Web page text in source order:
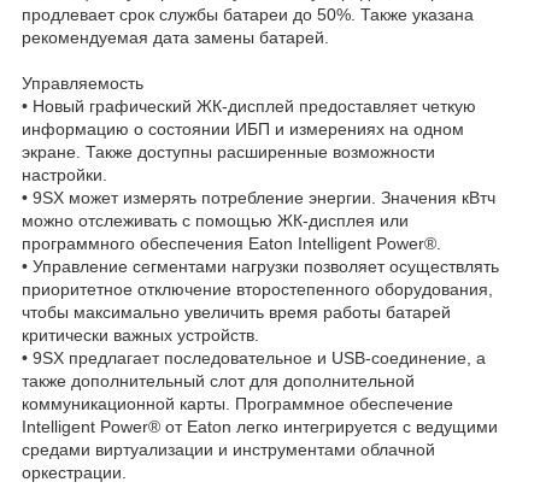
продлевает срок службы батареи до 50%. Также указана
рекомендуемая дата замены батарей.
Управляемость
• Новый графический ЖК-дисплей предоставляет четкую
информацию о состоянии ИБП и измерениях на одном
экране. Также доступны расширенные возможности
настройки.
• 9SX может измерять потребление энергии. Значения кВтч
можно отслеживать с помощью ЖК-дисплея или
программного обеспечения Eaton Intelligent Power®.
• Управление сегментами нагрузки позволяет осуществлять
приоритетное отключение второстепенного оборудования,
чтобы максимально увеличить время работы батарей
критически важных устройств.
• 9SX предлагает последовательное и USB-соединение, а
также дополнительный слот для дополнительной
коммуникационной карты. Программное обеспечение
Intelligent Power® от Eaton легко интегрируется с ведущими
средами виртуализации и инструментами облачной
оркестрации.